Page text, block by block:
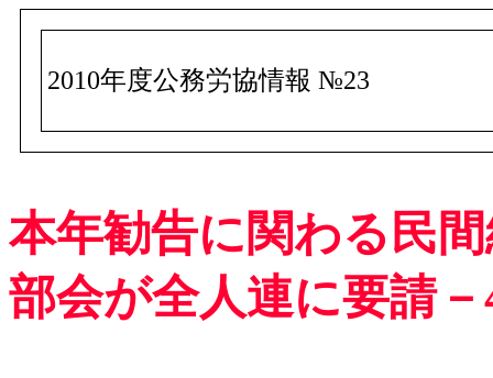
2010年度公務労協情報 №23
本年勧告に関わる民
部会が全人連に要請－